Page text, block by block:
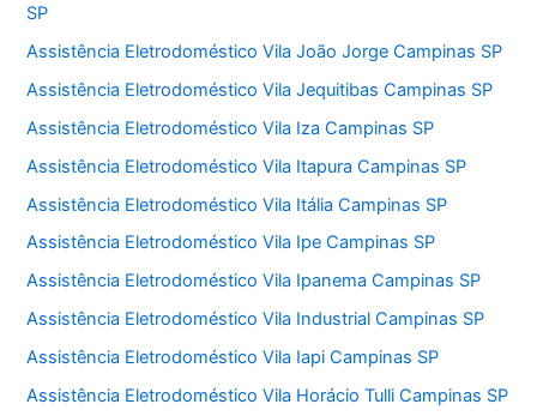
SP
Assistência Eletrodoméstico Vila João Jorge Campinas SP
Assistência Eletrodoméstico Vila Jequitibas Campinas SP
Assistência Eletrodoméstico Vila Iza Campinas SP
Assistência Eletrodoméstico Vila Itapura Campinas SP
Assistência Eletrodoméstico Vila Itália Campinas SP
Assistência Eletrodoméstico Vila Ipe Campinas SP
Assistência Eletrodoméstico Vila Ipanema Campinas SP
Assistência Eletrodoméstico Vila Industrial Campinas SP
Assistência Eletrodoméstico Vila Iapi Campinas SP
Assistência Eletrodoméstico Vila Horácio Tulli Campinas SP